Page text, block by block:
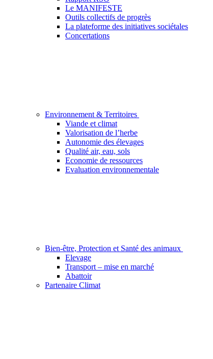
Le MANIFESTE
Outils collectifs de progrès
La plateforme des initiatives sociétales
Concertations
Environnement & Territoires
Viande et climat
Valorisation de l’herbe
Autonomie des élevages
Qualité air, eau, sols
Economie de ressources
Evaluation environnementale
Bien-être, Protection et Santé des animaux
Elevage
Transport – mise en marché
Abattoir
Partenaire Climat